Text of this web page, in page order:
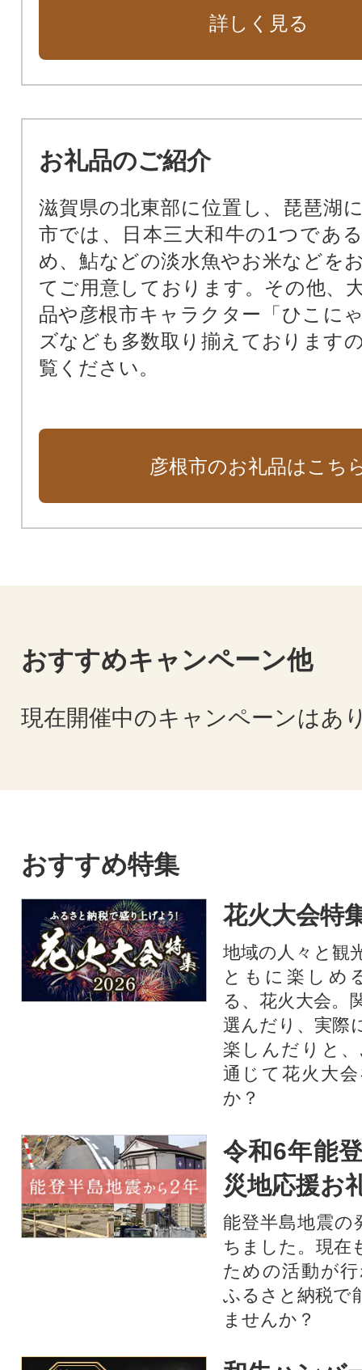
詳しく見る
お礼品のご紹介
滋賀県の北東部に位置し、琵琶湖
市では、日本三大和牛の1つであ
め、鮎などの淡水魚やお米などを
てご用意しております。その他、
品や彦根市キャラクター「ひこに
ズなども多数取り揃えております
覧ください。
彦根市のお礼品はこち
おすすめキャンペーン他
現在開催中のキャンペーンはあ
おすすめ特集
花火大会特
地域の人々と観
ともに楽しめ
る、花火大会。
選んだり、実際
楽しんだりと
通じて花火大
か？​
令和6年能
災地応援お
能登半島地震の
ちました。現在
ための活動が
ふるさと納税で
ませんか？